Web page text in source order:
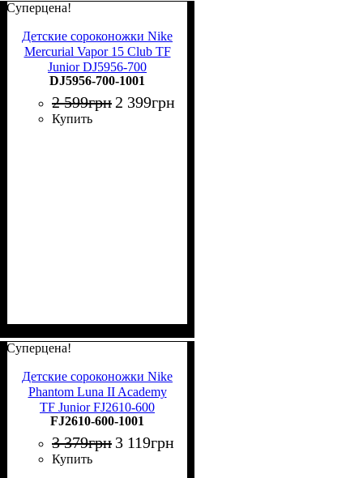
Суперцена!
Детские сороконожки Nike
Mercurial Vapor 15 Club TF
Junior DJ5956-700
DJ5956-700-1001
2 599грн 2 399грн
Купить
Суперцена!
Детские сороконожки Nike
Phantom Luna II Academy
TF Junior FJ2610-600
FJ2610-600-1001
3 379грн 3 119грн
Купить